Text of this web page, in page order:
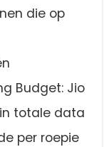
die op
Budget: Jio
totale data
per roepie